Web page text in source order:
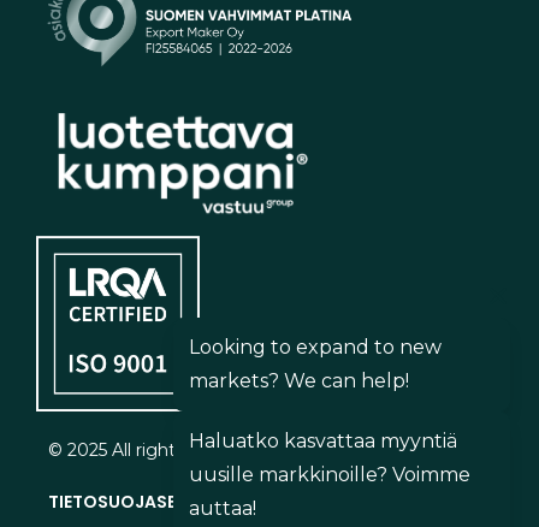
Looking to expand to new
markets? We can help!
Haluatko kasvattaa myyntiä
uusille markkinoille? Voimme
auttaa!
© 2025 All rights reserved.
TIETOSUOJASELOSTE»